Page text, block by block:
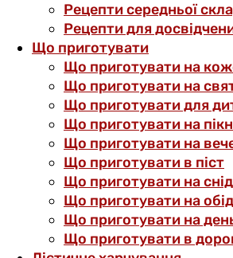
Рецепти середньої
Рецепти для
Що приготувати
Що приготувати на
Що приготувати на
Що приготувати для
Що приготувати на
Що приготувати на
Що приготувати в піст
Що приготувати на
Що приготувати на обід
Що приготувати на
Що приготувати в